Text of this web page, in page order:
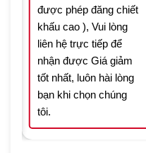
được phép đăng chiết
khấu cao ), Vui lòng
liên hệ trực tiếp để
nhận được Giá giảm
tốt nhất, luôn hài lòng
bạn khi chọn chúng
tôi.